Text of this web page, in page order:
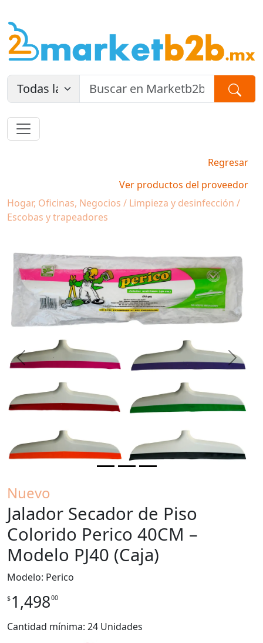
Regresar
Ver productos del proveedor
Hogar, Oficinas, Negocios / Limpieza y desinfección /
Escobas y trapeadores
Previous Next
Nuevo
Jalador Secador de Piso
Colorido Perico 40CM –
Modelo PJ40 (Caja)
Modelo: Perico
$ 1,49800
Cantidad mínima: 24 Unidades